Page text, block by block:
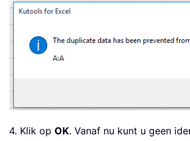
4. Klik op OK. Vanaf nu kunt u geen